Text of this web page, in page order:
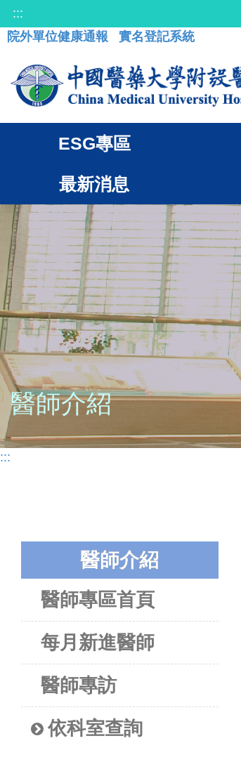
:::
院外單位健康通報
實名登記系統
ESG專區
最新消息
醫師介紹
:::
醫師介紹
醫師專區首頁
每月新進醫師
醫師專訪
依科室查詢